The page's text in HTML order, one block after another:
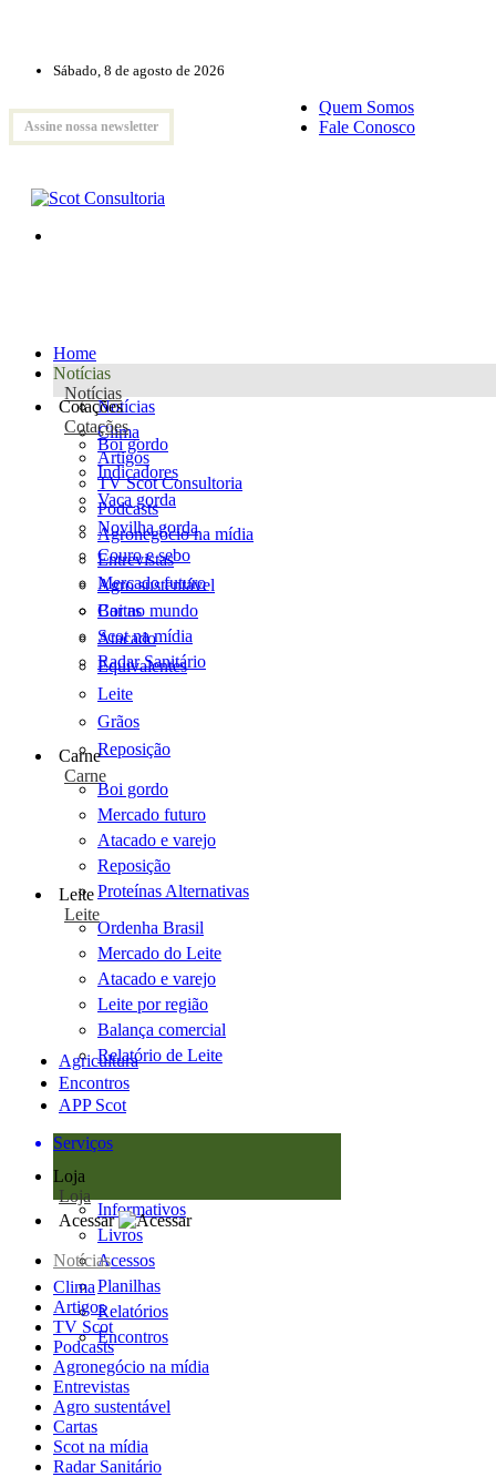
Sábado, 8 de agosto de 2026
Assine nossa newsletter
Quem Somos
Fale Conosco
Home
Notícias
Notícias
Notícias
Clima
Artigos
TV Scot Consultoria
Podcasts
Agronegócio na mídia
Entrevistas
Agro sustentável
Cartas
Scot na mídia
Radar Sanitário
Cotações
Cotações
Boi gordo
Indicadores
Vaca gorda
Novilha gorda
Couro e sebo
Mercado futuro
Boi no mundo
Atacado
Equivalentes
Leite
Grãos
Reposição
Carne
Carne
Boi gordo
Mercado futuro
Atacado e varejo
Reposição
Proteínas Alternativas
Leite
Leite
Ordenha Brasil
Mercado do Leite
Atacado e varejo
Leite por região
Balança comercial
Relatório de Leite
Agricultura
Encontros
APP Scot
Serviços
Loja
Loja
Informativos
Livros
Acessos
Planilhas
Relatórios
Encontros
Acessar
Notícias
Clima
Artigos
TV Scot
Podcasts
Agronegócio na mídia
Entrevistas
Agro sustentável
Cartas
Scot na mídia
Radar Sanitário